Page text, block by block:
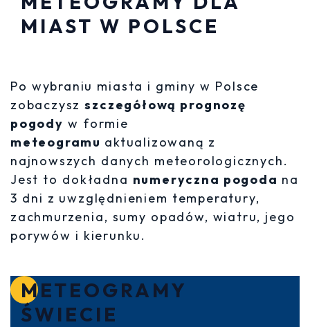
MIAST W POLSCE
Po wybraniu miasta i gminy w Polsce
zobaczyszszczegółową prognozę
pogody w formie
meteogramu aktualizowaną z
najnowszych danych meteorologicznych.
Jest to dokładna numeryczna pogoda na
3 dni z uwzględnieniem temperatury,
zachmurzenia, sumy opadów, wiatru, jego
porywów i kierunku.
METEOGRAMY
ŚWIECIE